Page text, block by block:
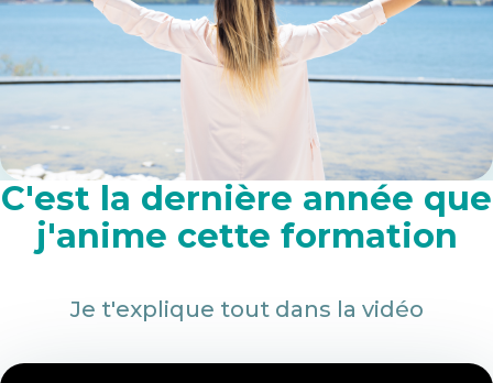
C'est la dernière année que
j'anime cette formation
Je t'explique tout dans la vidéo